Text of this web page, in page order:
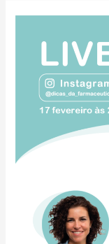
Cuidar
Dermatite
Atópica?